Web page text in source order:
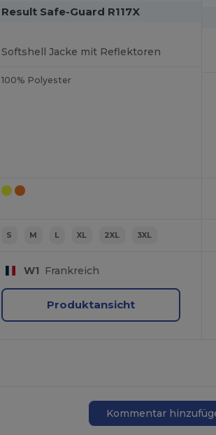
Result Safe-Guard R117X
Softshell Jacke mit Reflektoren
100% Polyester
S M L XL 2XL 3XL
W1 Frankreich
Produktansicht
Kommentar